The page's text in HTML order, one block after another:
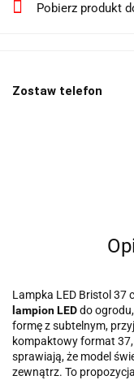
Pobierz produkt
Zostaw telefon
Lampka LED Bristol 37
lampion LEDdo
formę z subtelnym,
kompaktowy format
sprawiają, że model
zewnątrz. To